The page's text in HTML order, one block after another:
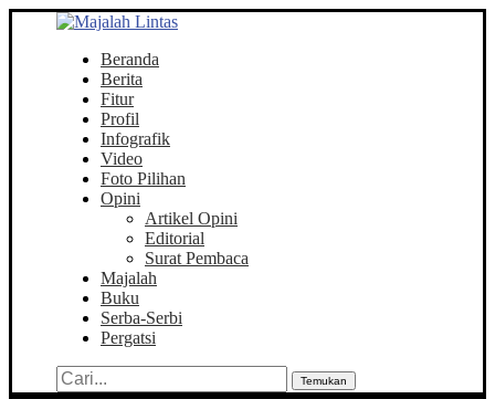
Beranda
Berita
Fitur
Profil
Infografik
Video
Foto Pilihan
Opini
Artikel Opini
Editorial
Surat Pembaca
Majalah
Buku
Serba-Serbi
Pergatsi
Temukan